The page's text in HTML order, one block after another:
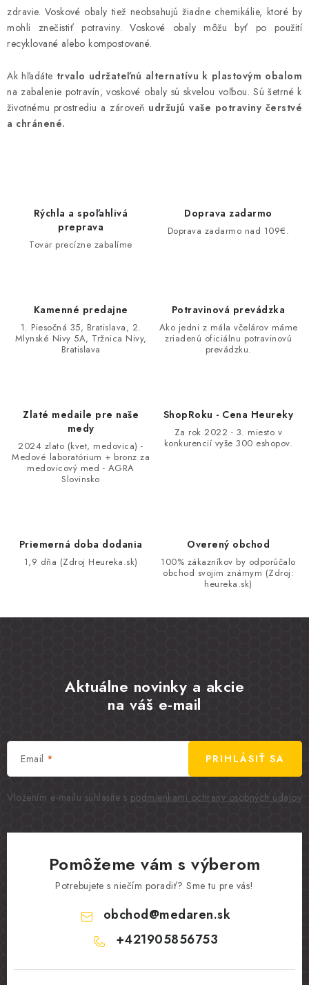
v
k
y
v
ý
p
i
zdravie. Voskové obaly tiež neobsahujú žiadne chemikálie, ktoré by
mohli znečistiť potraviny. Voskové obaly môžu byť po použití
recyklované alebo kompostované.
Ak hľadáte trvalo udržateľnú alternatívu k plastovým obalom
na zabalenie potravín, voskové obaly sú skvelou voľbou. Sú šetrné k
životnému prostrediu a zároveň udržujú vaše potraviny čerstvé
a chránené.
Rýchla a spoľahlivá
preprava
Tovar precízne zabalíme
Doprava zadarmo
Doprava zadarmo nad 109€.
Kamenné predajne
1. Piesočná 35, Bratislava, 2.
Mlynské Nivy 5A, Tržnica Nivy,
Bratislava
Potravinová prevádzka
Ako jedni z mála včelárov máme
zriadenú oficiálnu potravinovú
prevádzku.
Zlaté medaile pre naše
medy
2024 zlato (kvet, medovica) -
Medové laboratórium + bronz za
medovicový med - AGRA
Slovinsko
ShopRoku - Cena Heureky
Za rok 2022 - 3. miesto v
konkurencií vyše 300 eshopov.
Priemerná doba dodania
1,9 dňa (Zdroj Heureka.sk)
Overený obchod
100% zákazníkov by odporúčalo
obchod svojim známym (Zdroj:
heureka.sk)
Aktuálne novinky a akcie
na váš e-mail
Email
Vložením e-mailu súhlasíte s podmienkami ochrany osobných údajov
PRIHLÁSIŤ SA
Pomôžeme vám s výberom
Potrebujete s niečím poradiť? Sme tu pre vás!
obchod@medaren.sk
+421905856753